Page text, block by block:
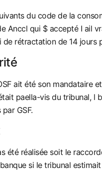
du code de la
Anccl qui $ accepté I ail
rétractation de 14 jours
ait été son mandataire
paella-vis du tribunal,
GSF.
été réalisée soit le
si le tribunal